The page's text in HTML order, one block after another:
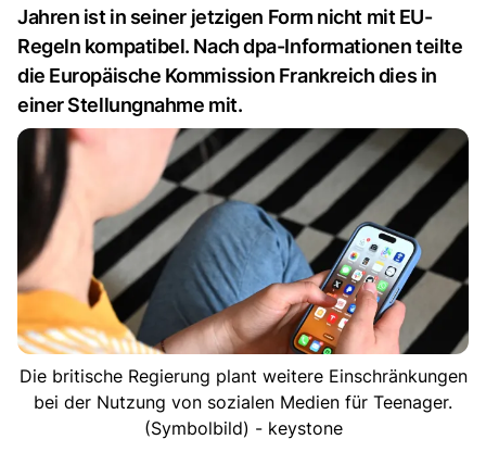
Jahren ist in seiner jetzigen Form nicht mit EU-
Regeln kompatibel. Nach dpa-Informationen teilte
die Europäische Kommission Frankreich dies in
einer Stellungnahme mit.
Die britische Regierung plant weitere Einschränkungen
bei der Nutzung von sozialen Medien für Teenager.
(Symbolbild) - keystone